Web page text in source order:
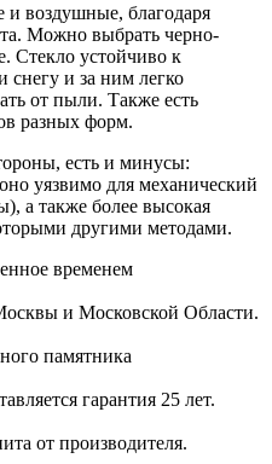
и воздушные, благодаря
Можно выбрать черно-
Стекло устойчиво к
снегу и за ним легко
от пыли. Также есть
разных форм.
есть и минусы:
уязвимо для механический
а также более высокая
другими методами.
временем
и Московской Области.
памятника
гарантия 25 лет.
от производителя.